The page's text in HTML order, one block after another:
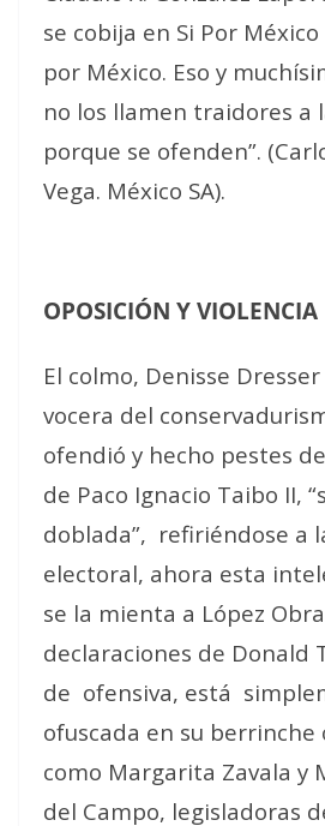
se cobija en Si Por México
por México. Eso y
no los llamen traidores a
porque se ofenden”.
Vega. México SA).
OPOSICIÓN Y VIOLENCIA
El colmo, Denisse Dresser
vocera del
ofendió y hecho pestes
de Paco Ignacio Taibo II,
doblada”, refiriéndose a
electoral, ahora esta
se la mienta a López
declaraciones de Donald
de ofensiva, está
ofuscada en su berrinche
como Margarita Zavala y
del Campo, legisladoras